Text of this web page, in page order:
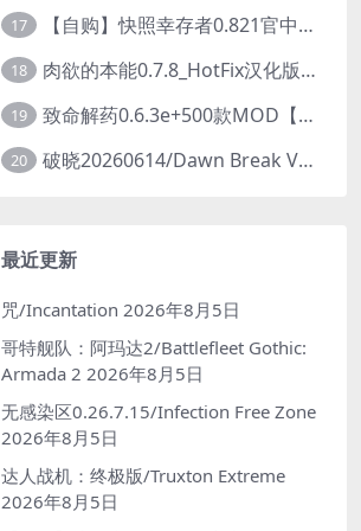
17 【自购】快照幸存者0.821官中步兵版【PC+安卓模拟器+肉鸽生存SLG/盗摄/偷拍】/Snapshot Survivor【643M】
18 肉欲的本能0.7.8_HotFix汉化版【PC+开放世界ACT/大作/UE5超高画质/扶她+超级存档】/Carnal Instinct【7.3G】
19 致命解药0.6.3e+500款MOD【独家整合最新中文MOD管理器+在线下载N网全部MOD】/The Killing Antidote Ver0.6.3e MOD Ver2026.3.12
20 破晓20260614/Dawn Break Ver20260614
最近更新
咒/Incantation 2026年8月5日
哥特舰队：阿玛达2/Battlefleet Gothic:
Armada 2 2026年8月5日
无感染区0.26.7.15/Infection Free Zone
2026年8月5日
达人战机：终极版/Truxton Extreme
2026年8月5日